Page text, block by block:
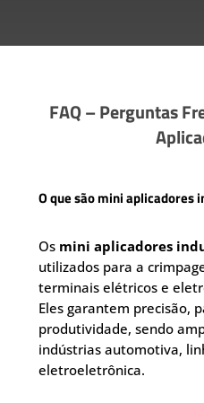
FAQ – Perguntas
O que são mini aplicadores
Os mini aplicadores
utilizados para a
terminais elétricos e
Eles garantem precisão,
produtividade, sendo
indústrias automotiva,
eletroeletrônica.